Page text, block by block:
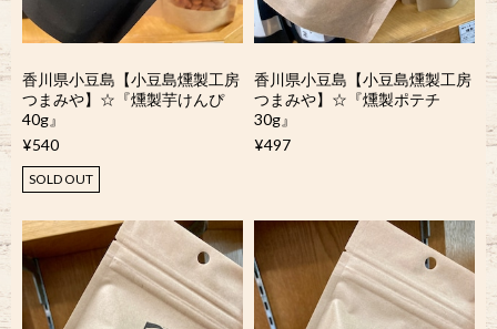
香川県小豆島【小豆島燻製工房
つまみや】☆『燻製芋けんぴ
40g』
¥540
SOLD OUT
香川県小豆島【小豆島燻製工房
つまみや】☆『燻製ポテチ
30g』
¥497